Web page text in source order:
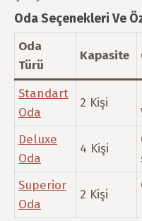
Oda Seçenekleri Ve
Oda
Türü
Kapasite
Standart
Oda
2 Kişi
Deluxe
Oda
4 Kişi
Superior
Oda
2 Kişi